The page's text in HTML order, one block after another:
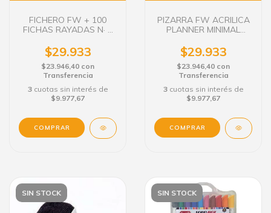
FICHERO FW + 100
FICHAS RAYADAS N· 2
$29.933
$23.946,40 con
Transferencia
3 cuotas sin interés de
$9.977,67
PIZARRA FW ACRILICA
PLANNER MINIMAL
$29.933
$23.946,40 con
Transferencia
3 cuotas sin interés de
$9.977,67
SIN STOCK SIN STOCK